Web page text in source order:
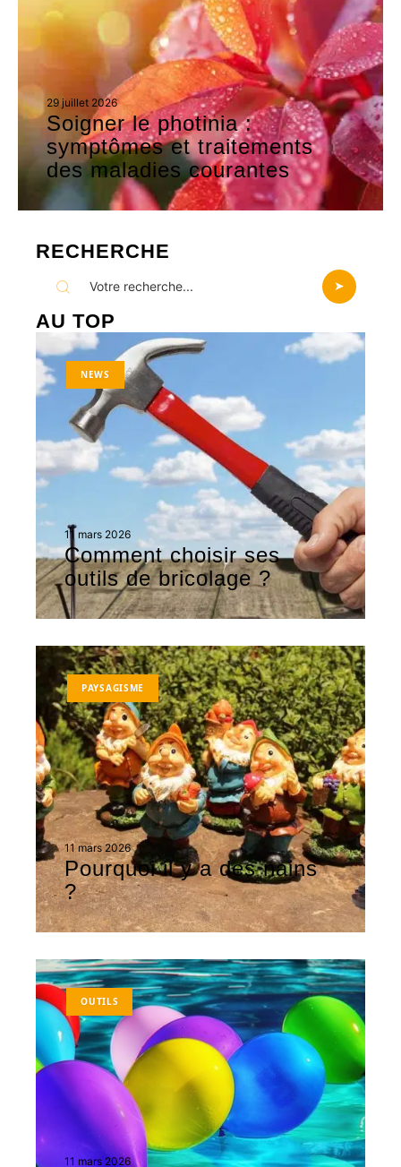
29 juillet 2026
Soigner le photinia :
symptômes et traitements
des maladies courantes
RECHERCHE
AU TOP
NEWS
11 mars 2026
Comment choisir ses
outils de bricolage ?
PAYSAGISME
11 mars 2026
Pourquoi il y a des nains
?
OUTILS
11 mars 2026